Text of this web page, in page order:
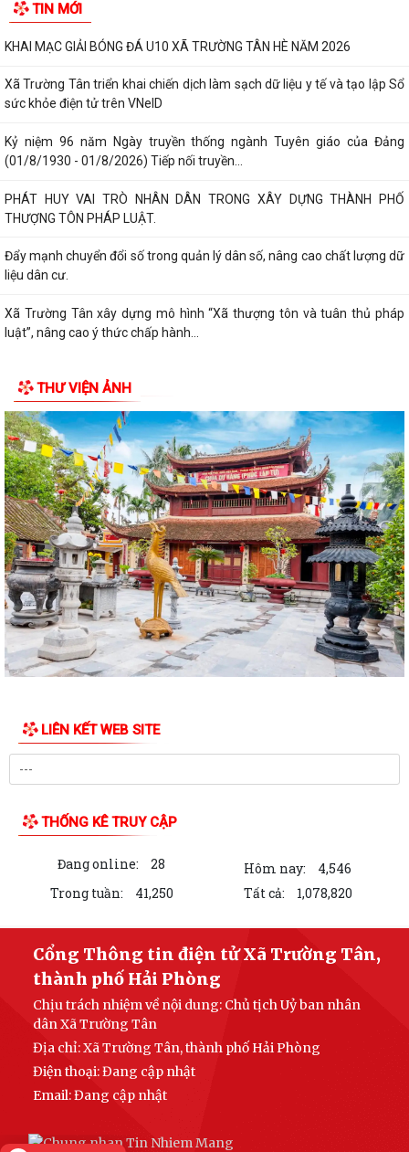
TIN MỚI
KHAI MẠC GIẢI BÓNG ĐÁ U10 XÃ TRƯỜNG TÂN HÈ NĂM 2026
Xã Trường Tân triển khai chiến dịch làm sạch dữ liệu y tế và tạo lập Sổ
sức khỏe điện tử trên VNeID
Kỷ niệm 96 năm Ngày truyền thống ngành Tuyên giáo của Đảng
(01/8/1930 - 01/8/2026) Tiếp nối truyền...
PHÁT HUY VAI TRÒ NHÂN DÂN TRONG XÂY DỰNG THÀNH PHỐ
THƯỢNG TÔN PHÁP LUẬT.
Đẩy mạnh chuyển đổi số trong quản lý dân số, nâng cao chất lượng dữ
liệu dân cư.
Xã Trường Tân xây dựng mô hình “Xã thượng tôn và tuân thủ pháp
luật”, nâng cao ý thức chấp hành...
THƯ VIỆN ẢNH
LIÊN KẾT WEB SITE
THỐNG KÊ TRUY CẬP
Đang online: 28 Hôm nay:
4,546
Trong tuần:
41,250 Tất cả: 1,078,820
Cổng Thông tin điện tử Xã Trường Tân,
thành phố Hải Phòng
Chịu trách nhiệm về nội dung: Chủ tịch Uỷ ban nhân
dân Xã Trường Tân
Địa chỉ: Xã Trường Tân, thành phố Hải Phòng
Điện thoại: Đang cập nhật
Email:Đang cập nhật